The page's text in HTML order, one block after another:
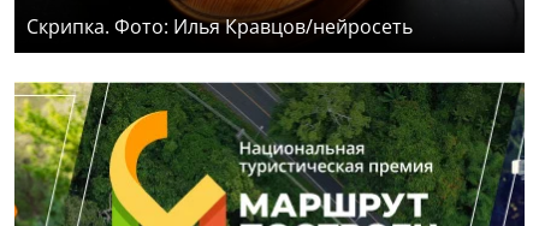
Скрипка. Фото: Илья Кравцов/нейросеть